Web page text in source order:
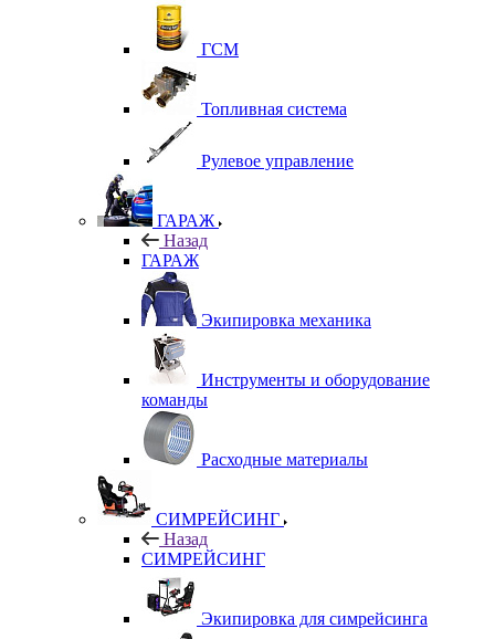
ГСМ
Топливная система
Рулевое управление
ГАРАЖ
Назад
ГАРАЖ
Экипировка механика
Инструменты и оборудование
команды
Расходные материалы
СИМРЕЙСИНГ
Назад
СИМРЕЙСИНГ
Экипировка для симрейсинга